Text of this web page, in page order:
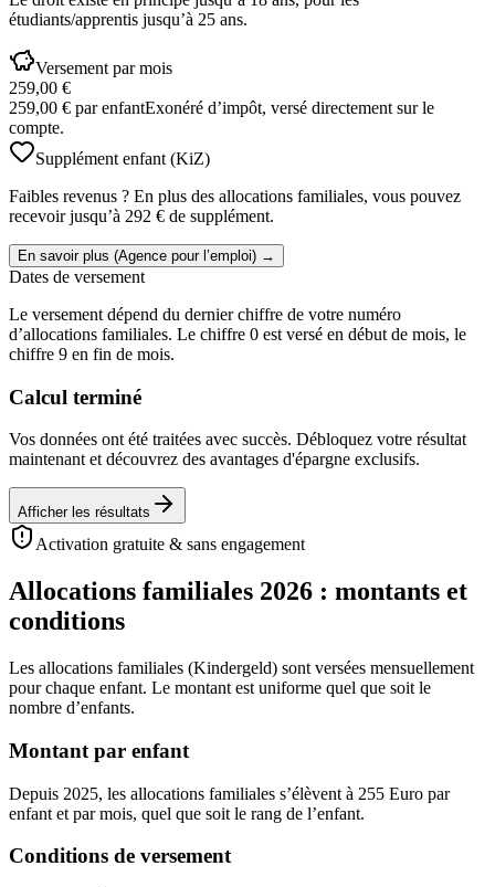
étudiants/apprentis jusqu’à 25 ans.
Versement par mois
259,00 €
259,00 € par enfantExonéré d’impôt, versé directement sur le
compte.
Supplément enfant (KiZ)
Faibles revenus ? En plus des allocations familiales, vous pouvez
recevoir jusqu’à 292 € de supplément.
En savoir plus (Agence pour l’emploi) →
Dates de versement
Le versement dépend du dernier chiffre de votre numéro
d’allocations familiales. Le chiffre 0 est versé en début de mois, le
chiffre 9 en fin de mois.
Calcul terminé
Vos données ont été traitées avec succès. Débloquez votre résultat
maintenant et découvrez des avantages d'épargne exclusifs.
Afficher les résultats
Activation gratuite & sans engagement
Allocations familiales 2026 : montants et
conditions
Les allocations familiales (Kindergeld) sont versées mensuellement
pour chaque enfant. Le montant est uniforme quel que soit le
nombre d’enfants.
Montant par enfant
Depuis 2025, les allocations familiales s’élèvent à 255 Euro par
enfant et par mois, quel que soit le rang de l’enfant.
Conditions de versement